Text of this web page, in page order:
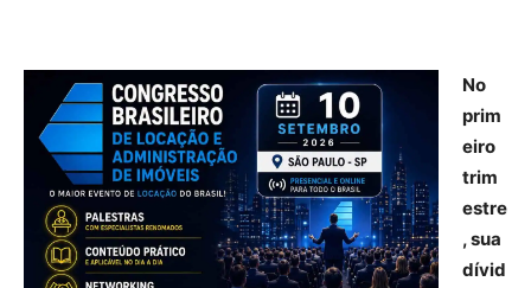
No
prim
eiro
trim
estre
, sua
dívid